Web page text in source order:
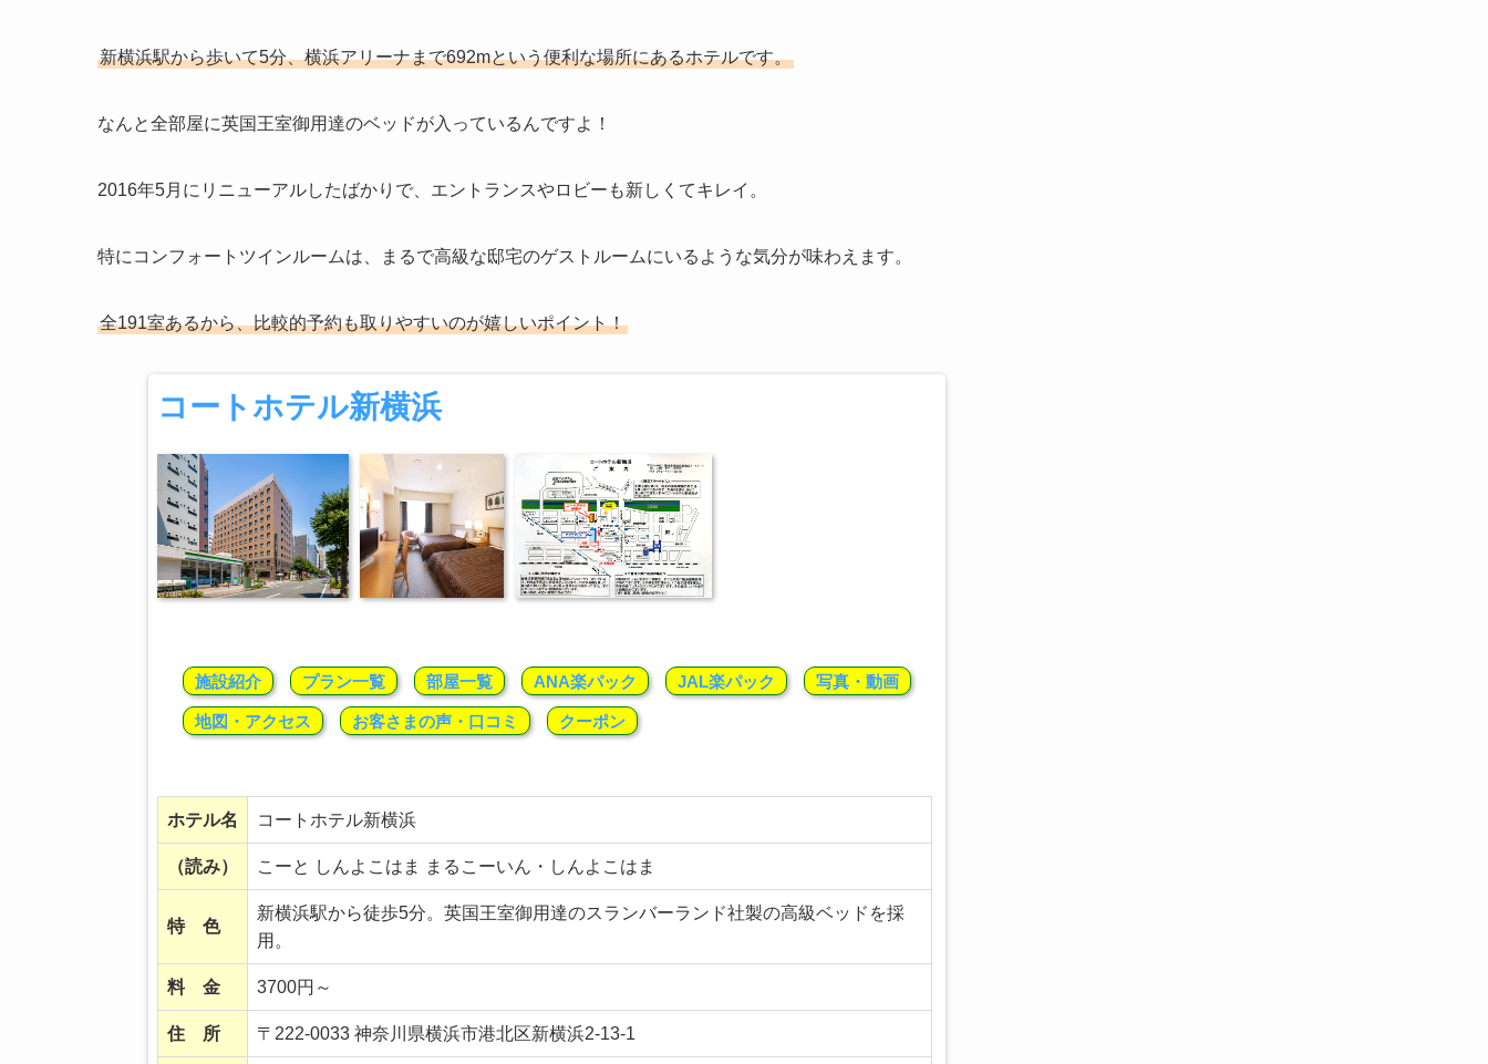
新横浜駅から歩いて5分、横浜アリーナまで692mという便利な場所にあるホテルです。
なんと全部屋に英国王室御用達のベッドが入っているんですよ！
2016年5月にリニューアルしたばかりで、エントランスやロビーも新しくてキレイ。
特にコンフォートツインルームは、まるで高級な邸宅のゲストルームにいるような気分が味わえます。
全191室あるから、比較的予約も取りやすいのが嬉しいポイント！
コートホテル新横浜
施設紹介 プラン一覧 部屋一覧 ANA楽パック JAL楽パック 写真・動画
地図・アクセス お客さまの声・口コミ クーポン
ホテル名 コートホテル新横浜
（読み） こーと しんよこはま まるこーいん・しんよこはま
特 色
新横浜駅から徒歩5分。英国王室御用達のスランバーランド社製の高級ベッドを採
用。
料 金 3700円～
住 所 〒222-0033 神奈川県横浜市港北区新横浜2-13-1